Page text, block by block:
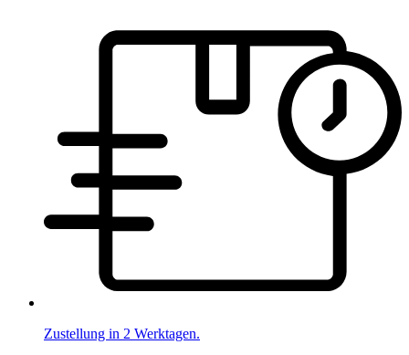
Zustellung in 2 Werktagen.